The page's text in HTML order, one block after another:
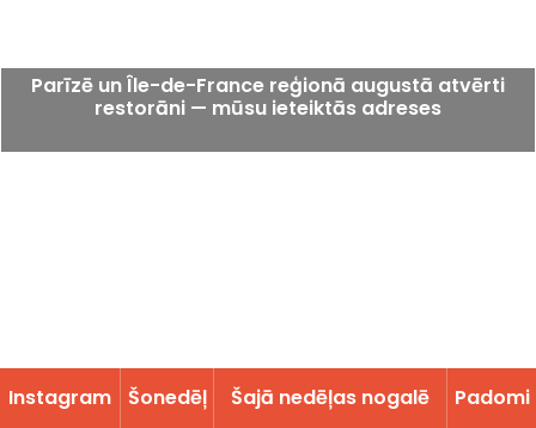
Parīzē un Île-de-France reģionā augustā atvērti
restorāni — mūsu ieteiktās adreses
Instagram Šonedēļ Šajā nedēļas nogalē Padomi